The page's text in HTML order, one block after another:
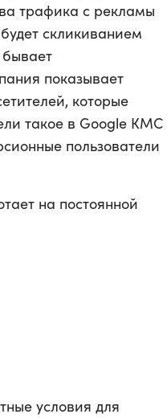
трафика с рекламы
скликиванием
показывает
которые
такое в Google КМС
пользователи
на постоянной
условия для